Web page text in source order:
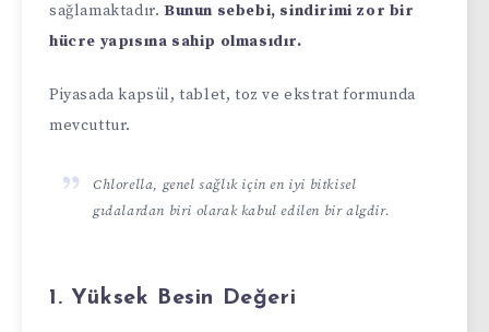
sağlamaktadır. Bunun sebebi, sindirimi zor bir
hücre yapısına sahip olmasıdır.
Piyasada kapsül, tablet, toz ve ekstrat formunda
mevcuttur.
Chlorella, genel sağlık için en iyi bitkisel
gıdalardan biri olarak kabul edilen bir algdir.
1. Yüksek Besin Değeri